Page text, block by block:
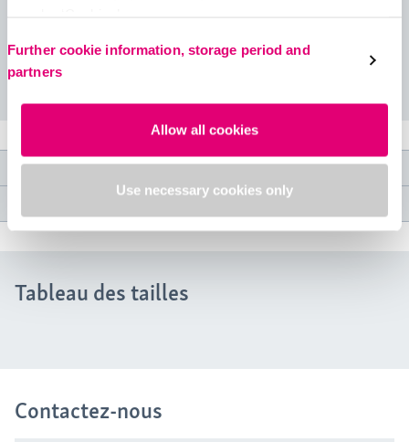
Further cookie information, storage period and
partners
Allow all cookies
Use necessary cookies only
couture et sans irritation.
niveau supérieur à laquelle vous vous attendez de medi.
Caractéristiques du produit
Tableau des tailles
Contactez-nous